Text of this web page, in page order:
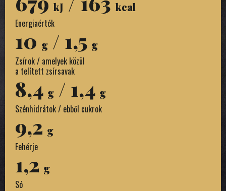
kJ kcal
Energiaérték
10 g / 1,5 g
Zsírok / amelyek közül
a telített zsírsavak
8,4 g / 1,4 g
Szénhidrátok / ebből cukrok
9,2 g
Fehérje
1,2 g
Só